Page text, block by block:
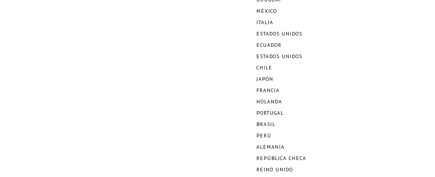
MÉXICO
ITALIA
ESTADOS UNIDOS
ECUADOR
ESTADOS UNIDOS
CHILE
JAPÓN
FRANCIA
HOLANDA
PORTUGAL
BRASIL
PERÚ
ALEMANIA
REPÚBLICA CHECA
REINO UNIDO